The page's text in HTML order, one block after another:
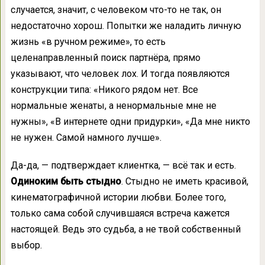
случается, значит, с человеком что-то не так, он
недостаточно хорош. Попытки же наладить личную
жизнь «в ручном режиме», то есть
целенаправленный поиск партнёра, прямо
указывают, что человек лох. И тогда появляются
конструкции типа: «Никого рядом нет. Все
нормальные женаты, а ненормальные мне не
нужны», «В интернете одни придурки», «Да мне никто
не нужен. Самой намного лучше».
Да-да, — подтверждает клиентка, — всё так и есть.
Одиноким быть стыдно. Стыдно не иметь красивой,
кинематографичной истории любви. Более того,
только сама собой случившаяся встреча кажется
настоящей. Ведь это судьба, а не твой собственный
выбор.